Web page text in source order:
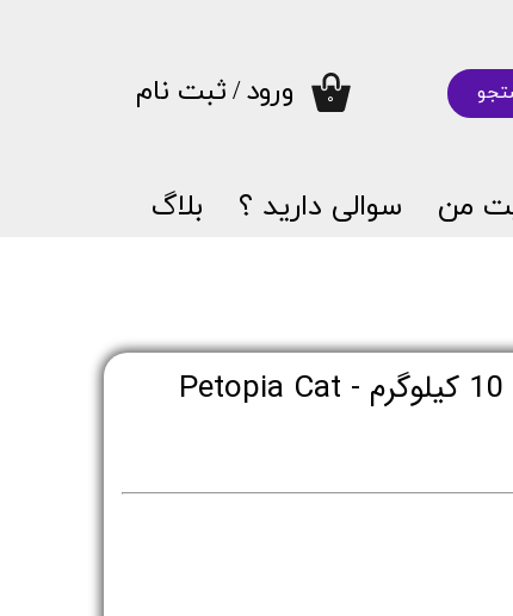
من سوالی دارید ؟ بلاگ
۰ ورود/ثبت نام
خاک گربه پتوپیا وزن 10 کیلوگرم - Petopia Cat